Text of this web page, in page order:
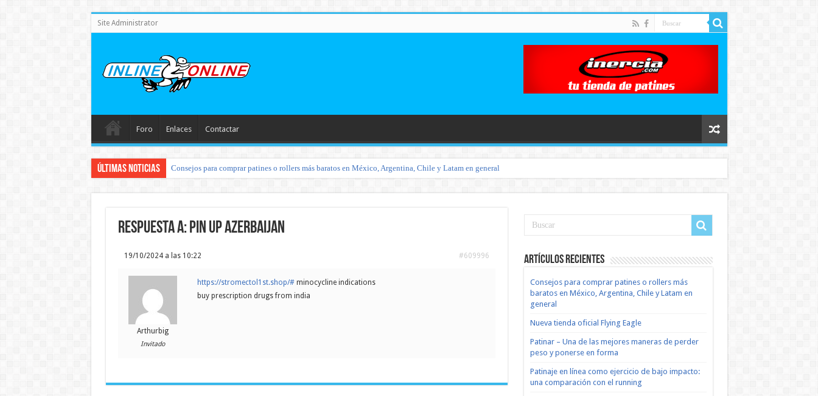
Site Administrator
Foro Enlaces Contactar
Últimas noticias Consejos para comprar patines o rollers más baratos en México, Argentina, Chile y Latam en general
Respuesta a: pin up azerbaijan
19/10/2024 a las 10:22 #609996
Arthurbig
Invitado
https://stromectol1st.shop/#minocycline indications
buy prescription drugs from india
Artículos recientes
Consejos para comprar patines o rollers más
baratos en México, Argentina, Chile y Latam en
general
Nueva tienda oficial Flying Eagle
Patinar – Una de las mejores maneras de perder
peso y ponerse en forma
Patinaje en línea como ejercicio de bajo impacto:
una comparación con el running